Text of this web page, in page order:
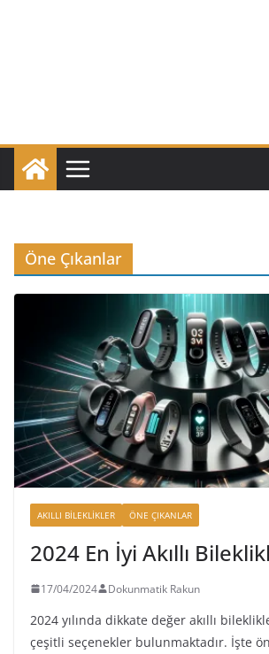
Öne Çıkanlar
AKILLI BILEKLIKLER ÖNE ÇIKANLAR
2024 En İyi Akıllı
17/04/2024 Dokunmatik Rakun
2024 yılında dikkate değer akıllı
çeşitli seçenekler bulunmaktadır. İşte